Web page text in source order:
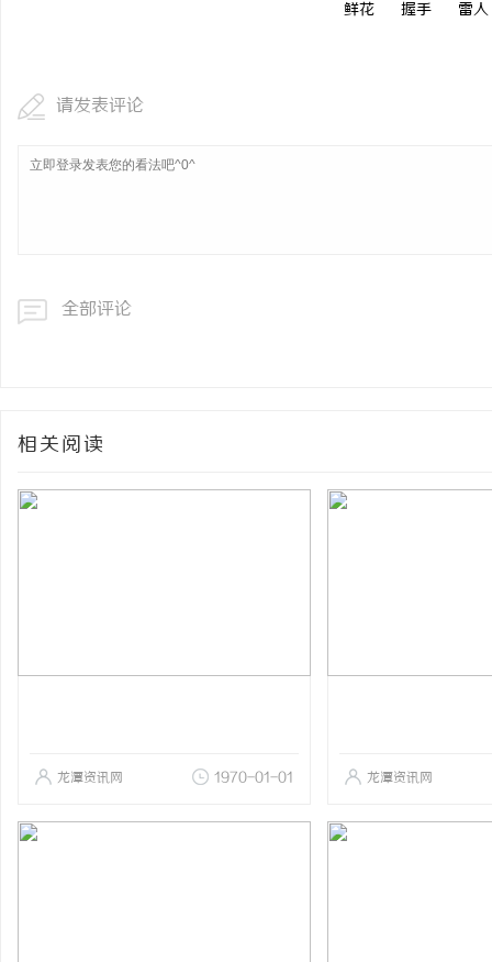
鲜花 握手 雷人
请发表评论
全部评论
相关阅读
龙潭资讯网 1970-01-01 龙潭资讯网
其使用指南